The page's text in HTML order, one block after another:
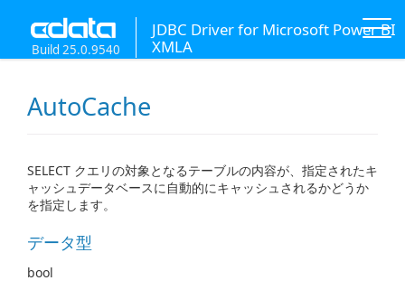
JDBC Driver for Microsoft Power BI
XMLA
Build 25.0.9540
AutoCache
SELECT クエリの対象となるテーブルの内容が、指定されたキ
ャッシュデータベースに自動的にキャッシュされるかどうか
を指定します。
データ型
bool